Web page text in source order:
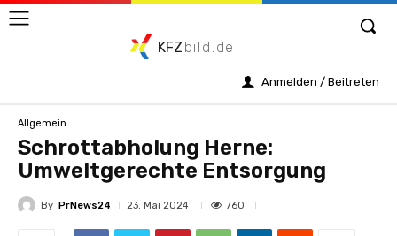
KFZ bild.de
Anmelden / Beitreten
Allgemein
Schrottabholung Herne:
Umweltgerechte Entsorgung
By PrNews24 23. Mai 2024 760